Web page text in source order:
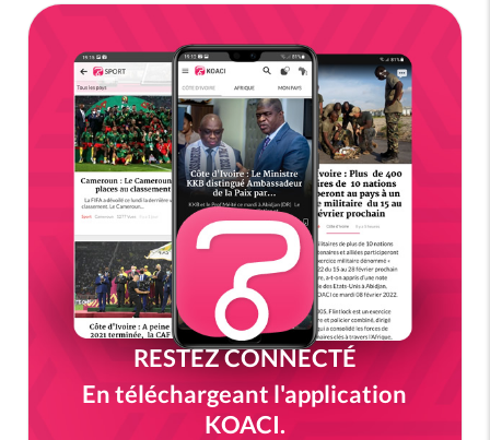
RESTEZ CONNECTÉ
En téléchargeant l'application
KOACI.